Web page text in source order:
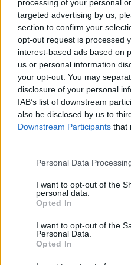
processing of your personal
targeted advertising by us,
section to confirm your
opt-out request is processed
interest-based ads based on
us or personal information
your opt-out. You may
disclosure of your personal
IAB’s list of downstream
also be disclosed by us to
Downstream Participants that
Personal Data
I want to opt-out of the
personal data.
Opted In
I want to opt-out of the
Personal Data.
Opted In
και στέγη). Αλλωστε το
αρνητικού
δείκτη τιμών
-1,7%. Το 2022,
υπάρχουν διαθέσιμα
διατροφής και
περισσότερο τόσο ως
δαπανών (έφτασαν το
απόλυτες τιμές.
Τα δύσκολα
Είναι χαρακτηριστικό
capital controls
νοικοκυριών για τα
293,30 ευρώ, το 2022